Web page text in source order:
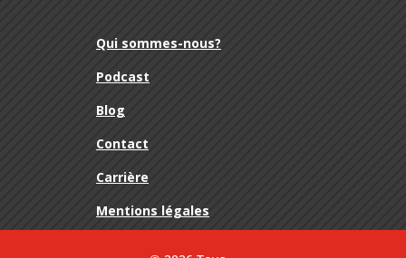
Qui sommes-nous?
Podcast
Blog
Contact
Carrière
Mentions légales